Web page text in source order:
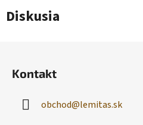
Diskusia
Kontakt
obchod@lemitas.sk